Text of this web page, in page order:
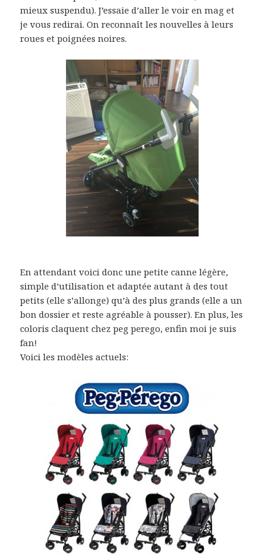
mieux suspendu). J’essaie d’aller le voir en mag et
je vous redirai. On reconnaît les nouvelles à leurs
roues et poignées noires.
En attendant voici donc une petite canne légère,
simple d’utilisation et adaptée autant à des tout
petits (elle s’allonge) qu’à des plus grands (elle a un
bon dossier et reste agréable à pousser). En plus, les
coloris claquent chez peg perego, enfin moi je suis
fan!
Voici les modèles actuels: